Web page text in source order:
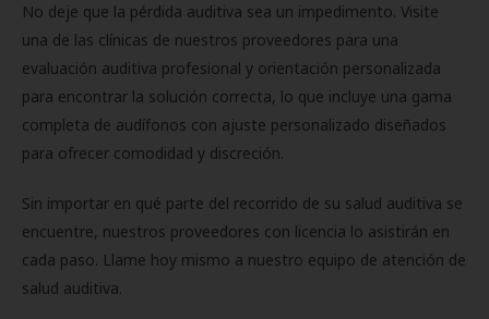
No deje que la pérdida auditiva sea un impedimento. Visite
una de las clínicas de nuestros proveedores para una
evaluación auditiva profesional y orientación personalizada
para encontrar la solución correcta, lo que incluye una gama
completa de audífonos con ajuste personalizado diseñados
para ofrecer comodidad y discreción.
Sin importar en qué parte del recorrido de su salud auditiva se
encuentre, nuestros proveedores con licencia lo asistirán en
cada paso. Llame hoy mismo a nuestro equipo de atención de
salud auditiva.